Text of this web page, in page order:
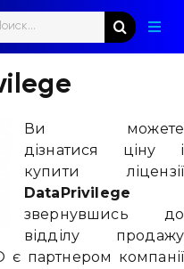
Ви можете
дізнатися ціну і
купити ліцензії
DataPrivilege
звернувшись до
відділу продажу
є партнером компанії